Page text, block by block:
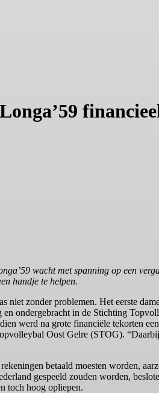
wacht met spanning op een
handje te helpen.
zonder problemen. Het eerste
ondergebracht in de Stichting
werd na grote financiële tekorten
Oost Gelre (STOG).
betaald moesten worden,
gespeeld zouden worden,
toch hoog opliepen.